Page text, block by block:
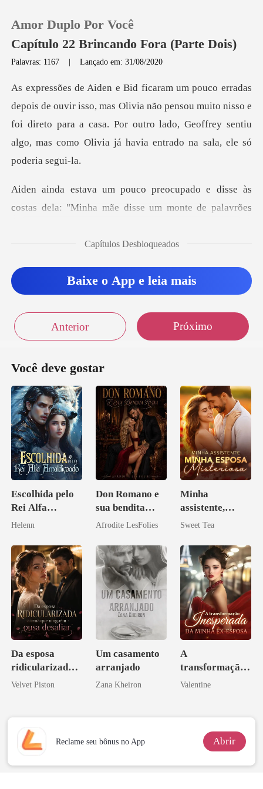
0
Loja
Sair
Amor Duplo Por Você
Capítulo 22 Brincando Fora (Parte Dois)
Palavras: 1167 |Lançado em: 31/08/2020
Olivia não pensou muito nisso e
foi direto para a casa. Por outro lado, Geoffrey
ado e disse às
costas dela: "Minha
Capítulos Desbloqueados
Baixe o App e leia mais
Anterior Próximo
Você deve gostar
Escolhida pelo
Rei Alfa
Amaldiçoado
Helenn
Don Romano e
sua bendita
ruína
Afrodite LesFolies
Minha
assistente,
minha esposa
Sweet Tea
Da esposa
ridicularizada à
irmã que
Velvet Piston
Um casamento
arranjado
Zana Kheiron
A
transformação
inesperada da
Valentine
Reclame seu bônus no App Abrir